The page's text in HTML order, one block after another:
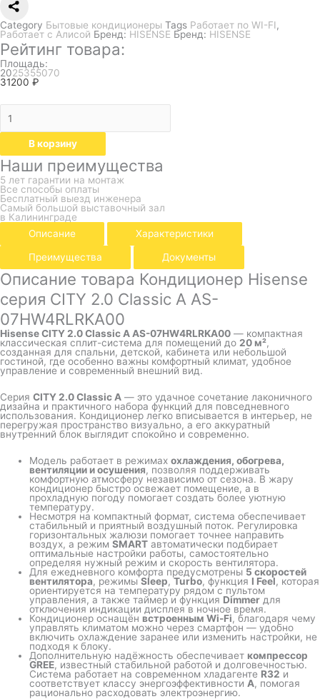
Category Бытовые кондиционеры Tags Работает по WI-FI,
Работает с Алисой Бренд: HISENSE Бренд: HISENSE
Рейтинг товара:
Площадь:
2025355070
31200 ₽
В корзину
Наши преимущества
5 лет гарантии на монтаж
Все способы оплаты
Бесплатный выезд инженера
Самый большой выставочный зал
в Калининграде
Описание
Характеристики
Преимущества Документы
Описание товара Кондиционер Hisense
серия CITY 2.0 Classic A AS-
07HW4RLRKA00
Hisense CITY 2.0 Classic A AS-07HW4RLRKA00 — компактная
классическая сплит-система для помещений до 20 м²,
созданная для спальни, детской, кабинета или небольшой
гостиной, где особенно важны комфортный климат, удобное
управление и современный внешний вид.
Серия CITY 2.0 Classic A — это удачное сочетание лаконичного
дизайна и практичного набора функций для повседневного
использования. Кондиционер легко вписывается в интерьер, не
перегружая пространство визуально, а его аккуратный
внутренний блок выглядит спокойно и современно.
Модель работает в режимахохлаждения, обогрева,
вентиляции и осушения, позволяя поддерживать
комфортную атмосферу независимо от сезона. В жару
кондиционер быстро освежает помещение, а в
прохладную погоду помогает создать более уютную
температуру.
Несмотря на компактный формат, система обеспечивает
стабильный и приятный воздушный поток. Регулировка
горизонтальных жалюзи помогает точнее направить
воздух, а режимSMART автоматически подбирает
оптимальные настройки работы, самостоятельно
определяя нужный режим и скорость вентилятора.
Для ежедневного комфорта предусмотрены 5 скоростей
вентилятора, режимыSleep,Turbo, функция I Feel, которая
ориентируется на температуру рядом с пультом
управления, а также таймер и функция Dimmer для
отключения индикации дисплея в ночное время.
Кондиционер оснащён встроенным Wi-Fi, благодаря чему
управлять климатом можно через смартфон — удобно
включить охлаждение заранее или изменить настройки, не
подходя к блоку.
Дополнительную надёжность обеспечивает компрессор
GREE, известный стабильной работой и долговечностью.
Система работает на современном хладагенте R32 и
соответствует классу энергоэффективности A, помогая
рационально расходовать электроэнергию.